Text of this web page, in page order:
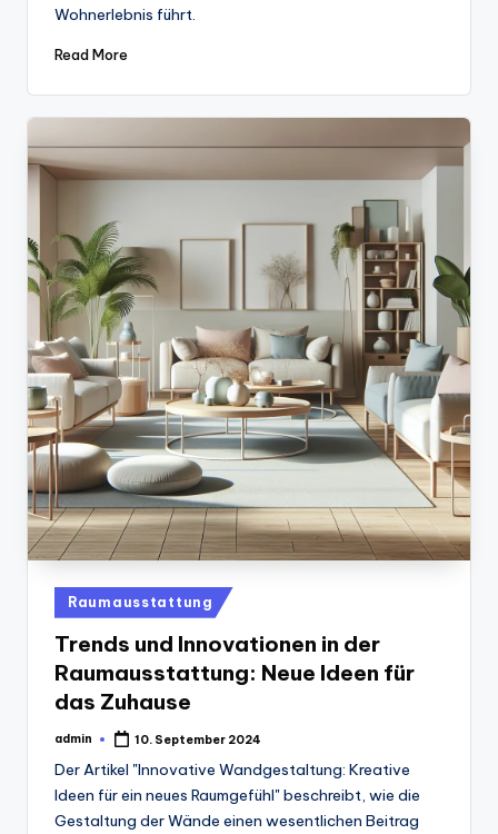
Wohnerlebnis führt.
Read More
Posted
in
Raumausstattung
Trends und Innovationen in der
Raumausstattung: Neue Ideen für
das Zuhause
Posted
admin 10. September 2024
Der Artikel "Innovative Wandgestaltung: Kreative
Ideen für ein neues Raumgefühl" beschreibt, wie die
Gestaltung der Wände einen wesentlichen Beitrag